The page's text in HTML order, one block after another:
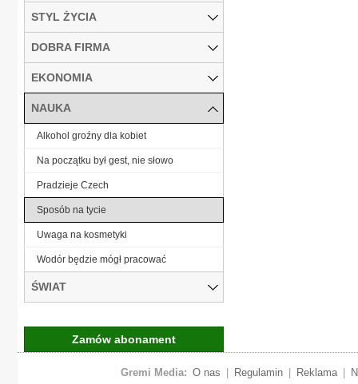
STYL ŻYCIA
DOBRA FIRMA
EKONOMIA
NAUKA
Alkohol groźny dla kobiet
Na początku był gest, nie słowo
Pradzieje Czech
Sposób na tycie
Uwaga na kosmetyki
Wodór będzie mógł pracować
ŚWIAT
Zamów abonament
Gremi Media: O nas Regulamin Reklama